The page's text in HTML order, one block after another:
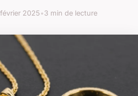
2025•3 min de lecture